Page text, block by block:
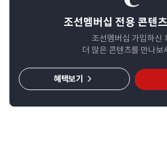
조선멤버십 전용 콘텐
조선멤버십 가입하신
더 많은 콘텐츠를 만나보
혜택보기